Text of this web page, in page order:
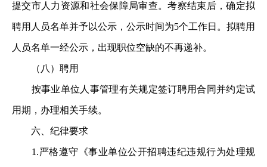
提交市人力资源和社会保障局审查。考察结束后，确定拟
聘用人员名单并予以公示，公示时间为5个工作日。拟聘用
人员名单一经公示，出现职位空缺的不再递补。
（八）聘用
按事业单位人事管理有关规定签订聘用合同并约定试
用期，办理相关手续。
六、纪律要求
1.严格遵守《事业单位公开招聘违纪违规行为处理规